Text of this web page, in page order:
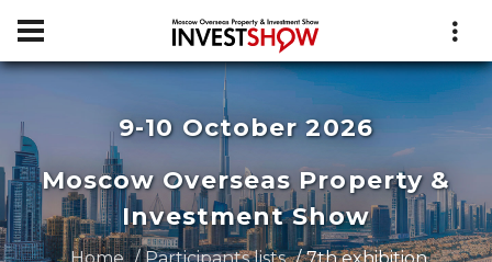
9-10 October 2026
Moscow Overseas Property &
Investment Show